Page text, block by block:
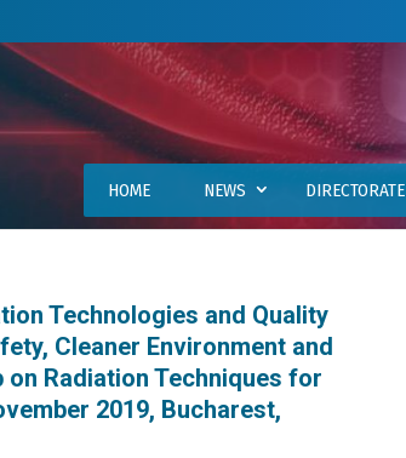
HOME NEWS DIRECTORATE
Technologies and Quality
Cleaner Environment and
Radiation Techniques for
2019, Bucharest,